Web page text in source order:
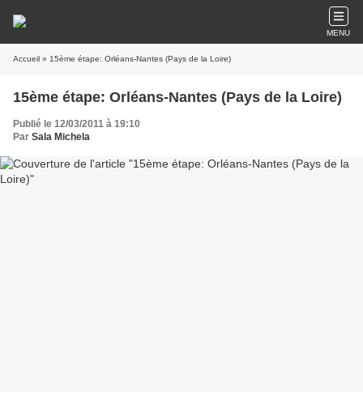
MENU
Accueil » 15ème étape: Orléans-Nantes (Pays de la Loire)
15ème étape: Orléans-Nantes (Pays de la Loire)
Publié le 12/03/2011 à 19:10
Par Sala Michela